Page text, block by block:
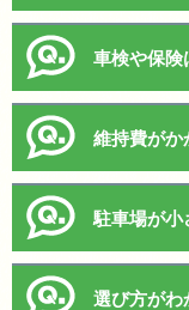
車検や保険
維持費がか
駐車場が小
選び方が